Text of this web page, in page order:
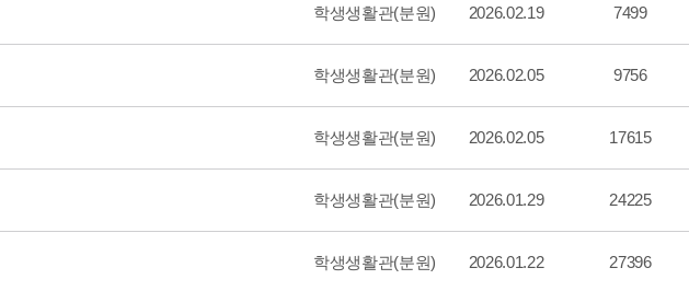
학생생활관(분원) 2026.02.19 7499
학생생활관(분원) 2026.02.05 9756
학생생활관(분원) 2026.02.05 17615
학생생활관(분원) 2026.01.29 24225
학생생활관(분원) 2026.01.22 27396